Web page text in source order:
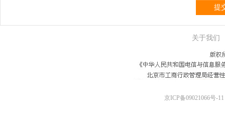
提
关于我们
京ICP备09021066号-11